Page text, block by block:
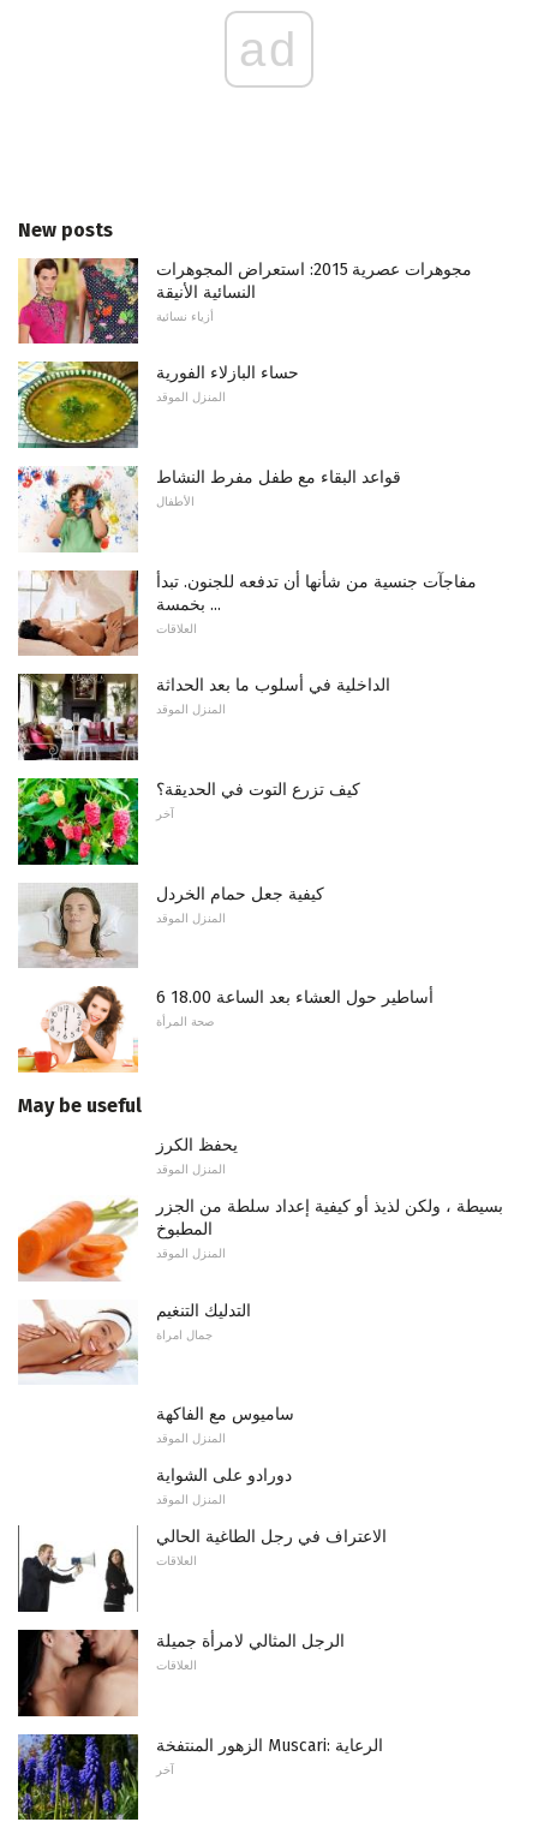
ad
New posts
مجوهرات عصرية 2015: استعراض المجوهرات
النسائية الأنيقة
أزياء نسائية
حساء البازلاء الفورية
المنزل الموقد
قواعد البقاء مع طفل مفرط النشاط
الأطفال
مفاجآت جنسية من شأنها أن تدفعه للجنون. تبدأ
بخمسة ...
العلاقات
الداخلية في أسلوب ما بعد الحداثة
المنزل الموقد
كيف تزرع التوت في الحديقة؟
آخر
كيفية جعل حمام الخردل
المنزل الموقد
6 أساطير حول العشاء بعد الساعة 18.00
صحة المرأة
May be useful
يحفظ الكرز
المنزل الموقد
بسيطة ، ولكن لذيذ أو كيفية إعداد سلطة من الجزر
المطبوخ
المنزل الموقد
التدليك التنغيم
جمال امراة
ساميوس مع الفاكهة
المنزل الموقد
دورادو على الشواية
المنزل الموقد
الاعتراف في رجل الطاغية الحالي
العلاقات
الرجل المثالي لامرأة جميلة
العلاقات
الزهور المنتفخة Muscari: الرعاية
آخر